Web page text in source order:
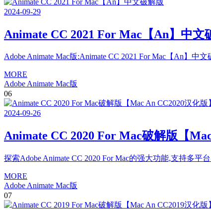
2024-09-29
Animate CC 2021 For Mac【An】中文
Adobe Animate Mac版:Animate CC 2021 For Mac【An】中文
MORE
Adobe Animate Mac版
06
2024-09-26
Animate CC 2020 For Mac破解版【
探索Adobe Animate CC 2020 For Mac的强大功能,支持多
MORE
Adobe Animate Mac版
07